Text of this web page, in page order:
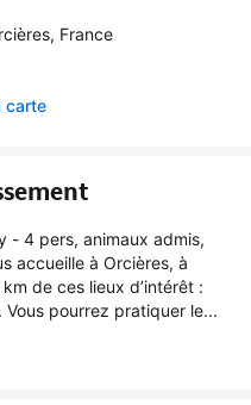
France
carte
- 4 pers, animaux admis,
accueille à Orcières, à
de ces lieux d’intérêt :
pourrez pratiquer le...